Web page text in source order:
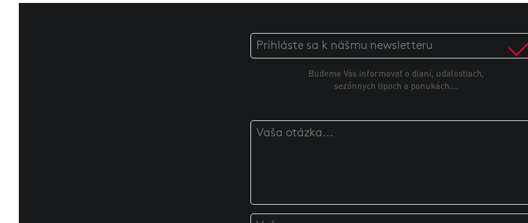
Budeme Vás informovať o dianí, udalostiach,
sezónnych tipoch a ponukách....